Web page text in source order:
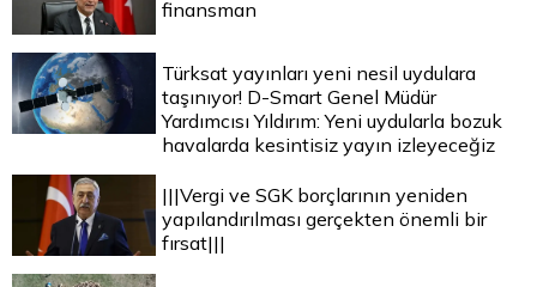
finansman
Türksat yayınları yeni nesil uydulara
taşınıyor! D-Smart Genel Müdür
Yardımcısı Yıldırım: Yeni uydularla bozuk
havalarda kesintisiz yayın izleyeceğiz
|||Vergi ve SGK borçlarının yeniden
yapılandırılması gerçekten önemli bir
fırsat|||